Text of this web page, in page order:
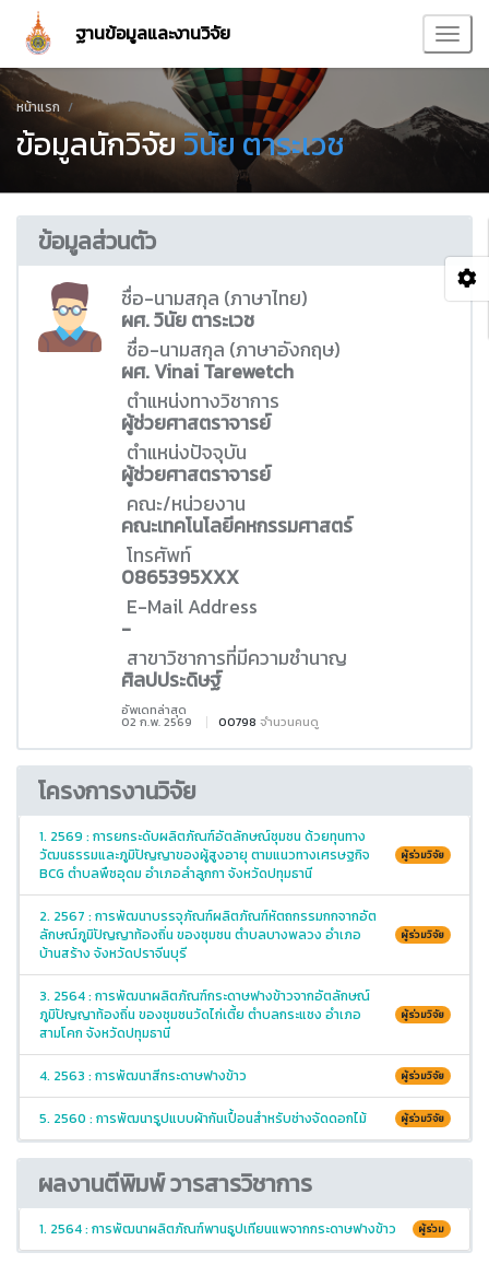
ฐานข้อมูลและงานวิจัย
หน้าแรก
ข้อมูลนักวิจัยวินัย ตาระเวช
ข้อมูลส่วนตัว
ชื่อ-นามสกุล (ภาษาไทย)
ผศ. วินัย ตาระเวช
ชื่อ-นามสกุล (ภาษาอังกฤษ)
ผศ. Vinai Tarewetch
ตำแหน่งทางวิชาการ
ผู้ช่วยศาสตราจารย์
ตำแหน่งปัจจุบัน
ผู้ช่วยศาสตราจารย์
คณะ/หน่วยงาน
คณะเทคโนโลยีคหกรรมศาสตร์
โทรศัพท์
0865395XXX
E-Mail Address
-
สาขาวิชาการที่มีความชำนาญ
ศิลปประดิษฐ์
อัพเดทล่าสุด
02 ก.พ. 2569 00798 จำนวนคนดู
โครงการงานวิจัย
1. 2569 : การยกระดับผลิตภัณฑ์อัตลักษณ์ชุมชน ด้วยทุนทาง
วัฒนธรรมและภูมิปัญญาของผู้สูงอายุ ตามแนวทางเศรษฐกิจ
BCG ตำบลพืชอุดม อำเภอลำลูกกา จังหวัดปทุมธานี
ผู้ร่วมวิจัย
2. 2567 : การพัฒนาบรรจุภัณฑ์ผลิตภัณฑ์หัตถกรรมกกจากอัต
ลักษณ์ภูมิปัญญาท้องถิ่น ของชุมชน ตำบลบางพลวง อำเภอ
บ้านสร้าง จังหวัดปราจีนบุรี
ผู้ร่วมวิจัย
3. 2564 : การพัฒนาผลิตภัณฑ์กระดาษฟางข้าวจากอัตลักษณ์
ภูมิปัญญาท้องถิ่น ของชุมชนวัดไก่เตี้ย ตำบลกระแชง อำเภอ
สามโคก จังหวัดปทุมธานี
ผู้ร่วมวิจัย
4. 2563 : การพัฒนาสีกระดาษฟางข้าว ผู้ร่วมวิจัย
5. 2560 : การพัฒนารูปแบบผ้ากันเปื้อนสำหรับช่างจัดดอกไม้ ผู้ร่วมวิจัย
ผลงานตีพิมพ์ วารสารวิชาการ
1. 2564 : การพัฒนาผลิตภัณฑ์พานธูปเทียนแพจากกระดาษฟางข้าว ผู้ร่วม